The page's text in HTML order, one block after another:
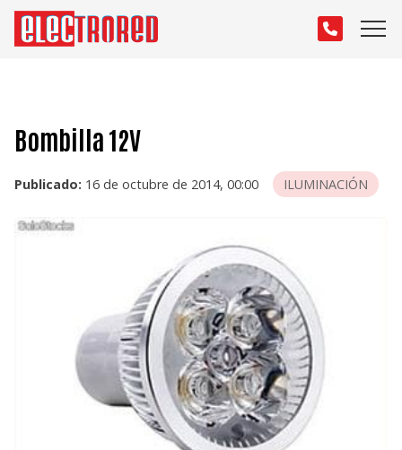
Bombilla 12V
Publicado: 16 de octubre de 2014, 00:00 ILUMINACIÓN